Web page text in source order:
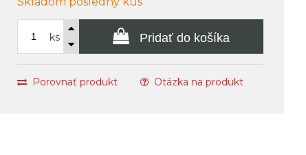
ks Pridať do košíka
Porovnať produkt Otázka na produkt